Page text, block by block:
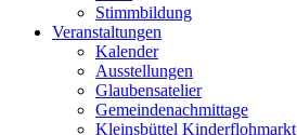
Stimmbildung
Veranstaltungen
Kalender
Ausstellungen
Glaubensatelier
Gemeindenachmittage
Kleinsbüttel Kinder­flohmarkt